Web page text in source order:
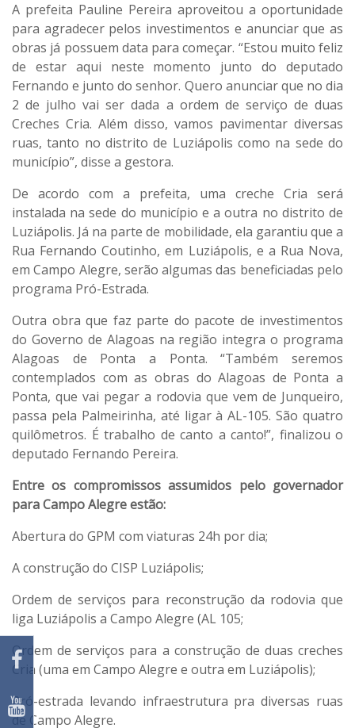
A prefeita Pauline Pereira aproveitou a oportunidade
para agradecer pelos investimentos e anunciar que as
obras já possuem data para começar. “Estou muito feliz
de estar aqui neste momento junto do deputado
Fernando e junto do senhor. Quero anunciar que no dia
2 de julho vai ser dada a ordem de serviço de duas
Creches Cria. Além disso, vamos pavimentar diversas
ruas, tanto no distrito de Luziápolis como na sede do
município”, disse a gestora.
De acordo com a prefeita, uma creche Cria será
instalada na sede do município e a outra no distrito de
Luziápolis. Já na parte de mobilidade, ela garantiu que a
Rua Fernando Coutinho, em Luziápolis, e a Rua Nova,
em Campo Alegre, serão algumas das beneficiadas pelo
programa Pró-Estrada.
Outra obra que faz parte do pacote de investimentos
do Governo de Alagoas na região integra o programa
Alagoas de Ponta a Ponta. “Também seremos
contemplados com as obras do Alagoas de Ponta a
Ponta, que vai pegar a rodovia que vem de Junqueiro,
passa pela Palmeirinha, até ligar à AL-105. São quatro
quilômetros. É trabalho de canto a canto!”, finalizou o
deputado Fernando Pereira.
Entre os compromissos assumidos pelo governador
para Campo Alegre estão:
Abertura do GPM com viaturas 24h por dia;
A construção do CISP Luziápolis;
Ordem de serviços para reconstrução da rodovia que
liga Luziápolis a Campo Alegre (AL 105;
Ordem de serviços para a construção de duas creches
Cria (uma em Campo Alegre e outra em Luziápolis);
Pró-estrada levando infraestrutura pra diversas ruas
de Campo Alegre.